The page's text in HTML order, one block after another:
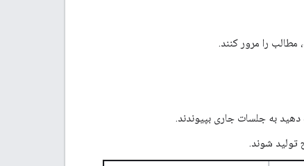
مطالب را مرور کنند.
به جلسات جاری بپیوندند.
تولید شوند.